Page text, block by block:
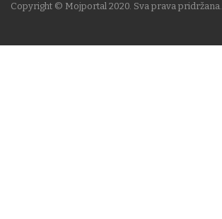
Copyright © Mojportal 2020. Sva prava pridržana.